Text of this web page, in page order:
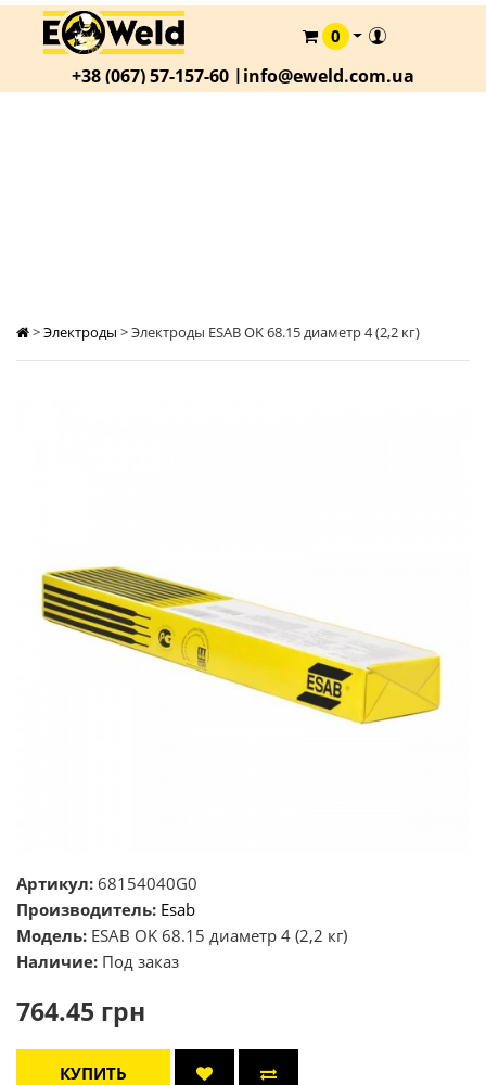
КАТАЛОГ
О
0
+38 (067) 57-157-60 |info@eweld.com.ua
>Электроды >Электроды ESAB OK 68.15 диаметр 4 (2,2 кг)
Артикул: 68154040G0
Производитель: Esab
Модель: ESAB OK 68.15 диаметр 4 (2,2 кг)
Наличие: Под заказ
764.45 грн
КУПИТЬ